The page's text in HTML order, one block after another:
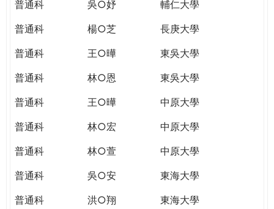
普通科
吳○妤
輔仁大學
普通科
楊○芝
長庚大學
普通科
王○曄
東吳大學
普通科
林○恩
東吳大學
普通科
王○曄
中原大學
普通科
林○宏
中原大學
普通科
林○萱
中原大學
普通科
吳○安
東海大學
普通科
洪○翔
東海大學